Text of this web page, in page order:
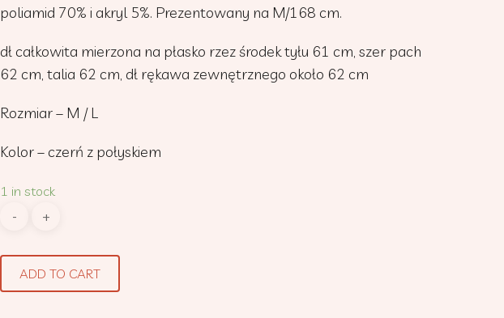
poliamid 70% i akryl 5%. Prezentowany na M/168 cm.
dł całkowita mierzona na płasko rzez środek tyłu 61 cm, szer pach
62 cm, talia 62 cm, dł rękawa zewnętrznego około 62 cm
Rozmiar – M / L
Kolor – czerń z połyskiem
1 in stock
ADD TO CART